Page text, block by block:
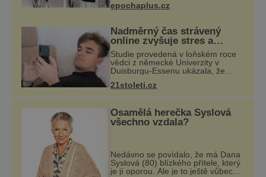
(1957–2011). To je James „Whitey“
epochaplus.cz
Nadměrný čas strávený
online zvyšuje stres a
zhoršuje náladu, ukazuje
studie
Studie provedená v loňském roce
vědci z německé Univerzity v
Duisburgu-Essenu ukázala, že
spojeno s vyšší úrovní stresu, horší
21stoleti.cz
Osamělá herečka Syslová
všechno vzdala?
Nedávno se povídalo, že má Dana
Syslová (80) blízkého přítele, který
je jí oporou. Ale je to ještě vůbec